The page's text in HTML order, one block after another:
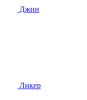
Джин
Ликер